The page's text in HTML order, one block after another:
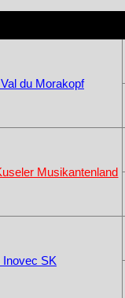
du Morakopf
Musikantenland
Inovec SK